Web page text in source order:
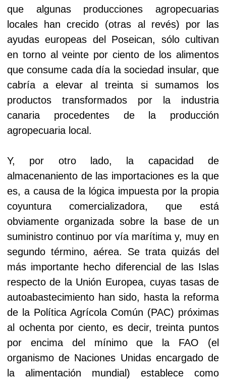
que algunas producciones agropecuarias
locales han crecido (otras al revés) por las
ayudas europeas del Poseican, sólo cultivan
en torno al veinte por ciento de los alimentos
que consume cada día la sociedad insular, que
cabría a elevar al treinta si sumamos los
productos transformados por la industria
canaria procedentes de la producción
agropecuaria local.
Y, por otro lado, la capacidad de
almacenaniento de las importaciones es la que
es, a causa de la lógica impuesta por la propia
coyuntura comercializadora, que está
obviamente organizada sobre la base de un
suministro continuo por vía marítima y, muy en
segundo término, aérea. Se trata quizás del
más importante hecho diferencial de las Islas
respecto de la Unión Europea, cuyas tasas de
autoabastecimiento han sido, hasta la reforma
de la Política Agrícola Común (PAC) próximas
al ochenta por ciento, es decir, treinta puntos
por encima del mínimo que la FAO (el
organismo de Naciones Unidas encargado de
la alimentación mundial) establece como